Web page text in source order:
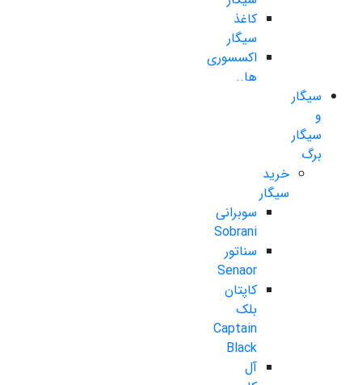
کاغذ
سیگار
اکسسوری
ها..
سیگار
و
سیگار
برگ
خرید
سیگار
سوبرانی
Sobrani
سناتور
Senaor
کاپتان
بلک
Captain
Black
آل